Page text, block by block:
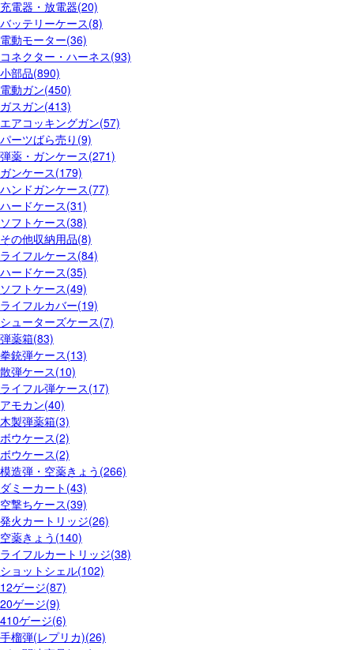
充電器・放電器(20)
バッテリーケース(8)
電動モーター(36)
コネクター・ハーネス(93)
小部品(890)
電動ガン(450)
ガスガン(413)
エアコッキングガン(57)
パーツばら売り(9)
弾薬・ガンケース(271)
ガンケース(179)
ハンドガンケース(77)
ハードケース(31)
ソフトケース(38)
その他収納用品(8)
ライフルケース(84)
ハードケース(35)
ソフトケース(49)
ライフルカバー(19)
シューターズケース(7)
弾薬箱(83)
拳銃弾ケース(13)
散弾ケース(10)
ライフル弾ケース(17)
アモカン(40)
木製弾薬箱(3)
ボウケース(2)
ボウケース(2)
模造弾・空薬きょう(266)
ダミーカート(43)
空撃ちケース(39)
発火カートリッジ(26)
空薬きょう(140)
ライフルカートリッジ(38)
ショットシェル(102)
12ゲージ(87)
20ゲージ(9)
410ゲージ(6)
手榴弾(レプリカ)(26)